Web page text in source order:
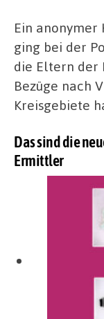
Ein
ging bei der
die Eltern der
Bezüge nach
Kreisgebiete
Das sind die
Ermittler